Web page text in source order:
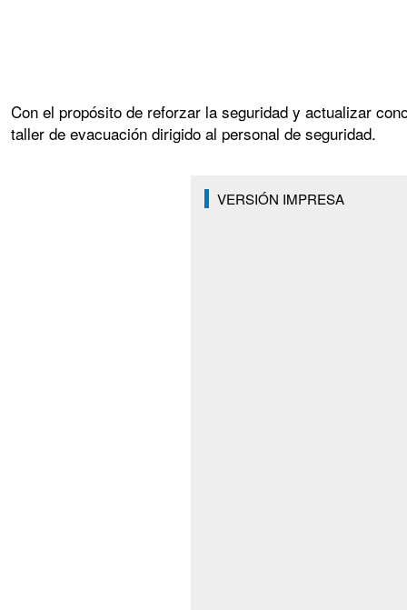
Con el propósito de reforzar la seguridad y actualizar
taller de evacuación dirigido al personal de seguridad.
VERSIÓN IMPRESA